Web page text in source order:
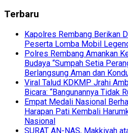
Terbaru
Kapolres Rembang Berikan
Peserta Lomba Mobil
Polres Rembang Amankan
Budaya “Sumpah Setia
Berlangsung Aman dan
Viral Talud KDKMP Jrahi
Bicara: “Bangunannya Tidak
Empat Medali Nasional
Harapan Pati Kembali
Nasional
SURAT AN-NAS, Makkiyah